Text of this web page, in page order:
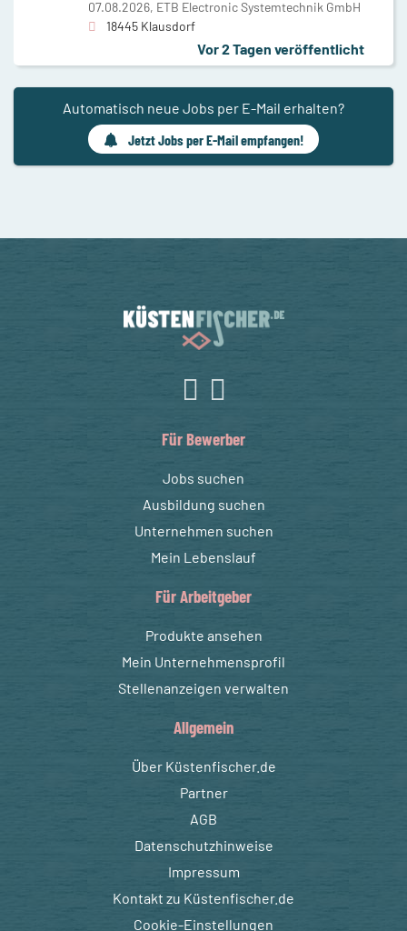
07.08.2026, ETB Electronic Systemtechnik GmbH
18445 Klausdorf
Vor 2 Tagen veröffentlicht
Automatisch neue Jobs per E-Mail erhalten?
Jetzt Jobs per E-Mail empfangen!
Für Bewerber
Jobs suchen
Ausbildung suchen
Unternehmen suchen
Mein Lebenslauf
Für Arbeitgeber
Produkte ansehen
Mein Unternehmensprofil
Stellenanzeigen verwalten
Allgemein
Über Küstenfischer.de
Partner
AGB
Datenschutzhinweise
Impressum
Kontakt zu Küstenfischer.de
Cookie-Einstellungen